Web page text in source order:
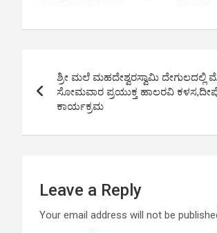
at
A
p
p
ce
o
o
k
tt ail py
n
k
navigation
ಶ್ರೀ ಮಲೆ ಮಹದೇಶ್ವರಸ್ವಾಮಿ ದೇಗುಲದಲ್ಲಿ
ಸೋಮವಾರ ಪ್ರಯುಕ್ತ ಹಾಲರವಿ
ಕಾರ್ಯಕ್ರಮ
Leave a Reply
Your email address will not be